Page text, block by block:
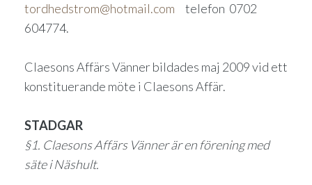
tordhedstrom@hotmail.com telefon 0702
604774.
Claesons Affärs Vänner bildades maj 2009 vid ett
konstituerande möte i Claesons Affär.
STADGAR
§1. Claesons Affärs Vänner är en förening med
säte i Näshult.